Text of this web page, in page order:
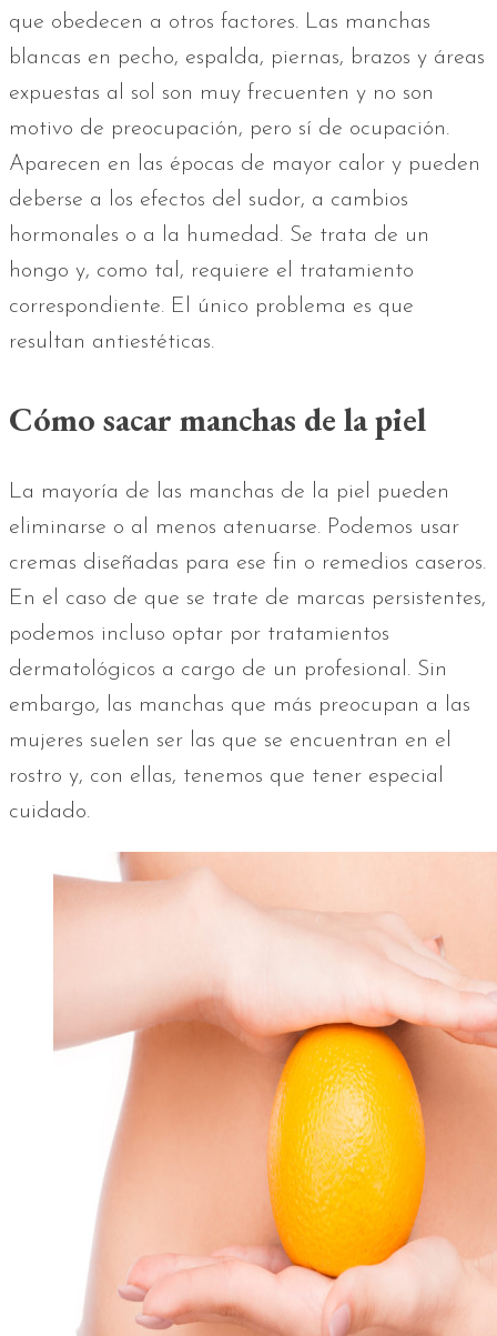
que obedecen a otros factores. Las manchas
blancas en pecho, espalda, piernas, brazos y áreas
expuestas al sol son muy frecuenten y no son
motivo de preocupación, pero sí de ocupación.
Aparecen en las épocas de mayor calor y pueden
deberse a los efectos del sudor, a cambios
hormonales o a la humedad. Se trata de un
hongo y, como tal, requiere el tratamiento
correspondiente. El único problema es que
resultan antiestéticas.
Cómo sacar manchas de la piel
La mayoría de las manchas de la piel pueden
eliminarse o al menos atenuarse. Podemos usar
cremas diseñadas para ese fin o remedios caseros.
En el caso de que se trate de marcas persistentes,
podemos incluso optar por tratamientos
dermatológicos a cargo de un profesional. Sin
embargo, las manchas que más preocupan a las
mujeres suelen ser las que se encuentran en el
rostro y, con ellas, tenemos que tener especial
cuidado.